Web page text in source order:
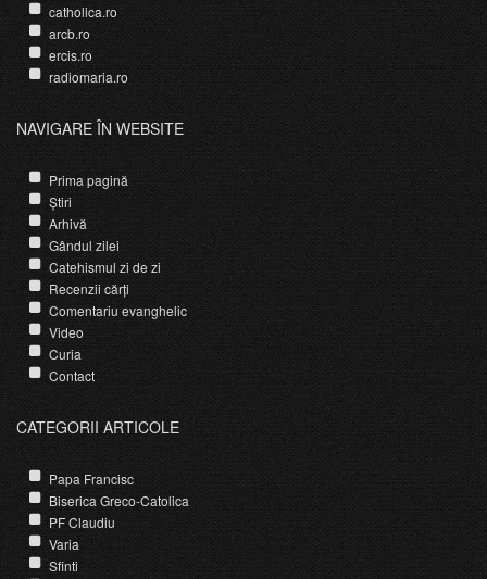
catholica.ro
arcb.ro
ercis.ro
radiomaria.ro
NAVIGARE ÎN WEBSITE
Prima pagină
Știri
Arhivă
Gândul zilei
Catehismul zi de zi
Recenzii cărți
Comentariu evanghelic
Video
Curia
Contact
CATEGORII ARTICOLE
Papa Francisc
Biserica Greco-Catolica
PF Claudiu
Varia
Sfinti